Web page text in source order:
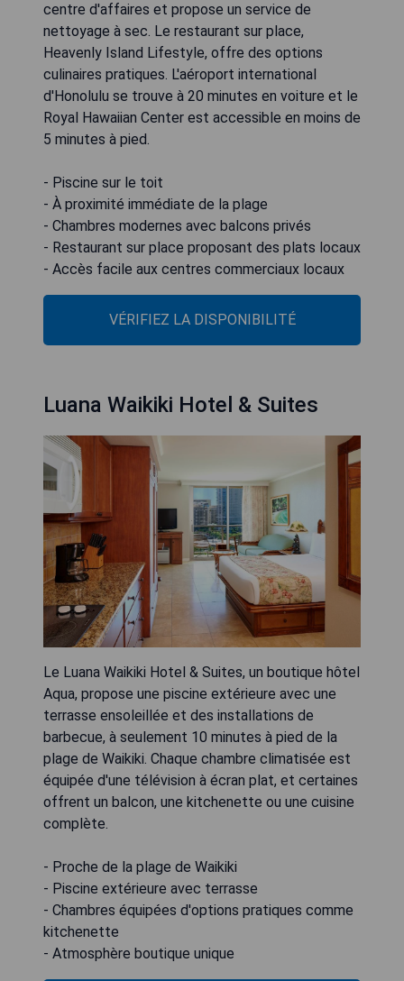
centre d'affaires et propose un service de
nettoyage à sec. Le restaurant sur place,
Heavenly Island Lifestyle, offre des options
culinaires pratiques. L'aéroport international
d'Honolulu se trouve à 20 minutes en voiture et le
Royal Hawaiian Center est accessible en moins de
5 minutes à pied.
- Piscine sur le toit
- À proximité immédiate de la plage
- Chambres modernes avec balcons privés
- Restaurant sur place proposant des plats locaux
- Accès facile aux centres commerciaux locaux
VÉRIFIEZ LA DISPONIBILITÉ
Luana Waikiki Hotel & Suites
Le Luana Waikiki Hotel & Suites, un boutique hôtel
Aqua, propose une piscine extérieure avec une
terrasse ensoleillée et des installations de
barbecue, à seulement 10 minutes à pied de la
plage de Waikiki. Chaque chambre climatisée est
équipée d'une télévision à écran plat, et certaines
offrent un balcon, une kitchenette ou une cuisine
complète.
- Proche de la plage de Waikiki
- Piscine extérieure avec terrasse
- Chambres équipées d'options pratiques comme
kitchenette
- Atmosphère boutique unique